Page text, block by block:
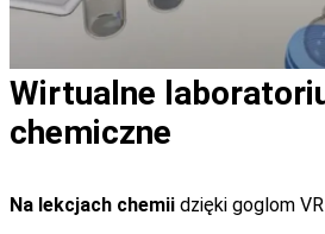
Wirtualne
chemiczne
Na lekcjach chemii dzięki goglom